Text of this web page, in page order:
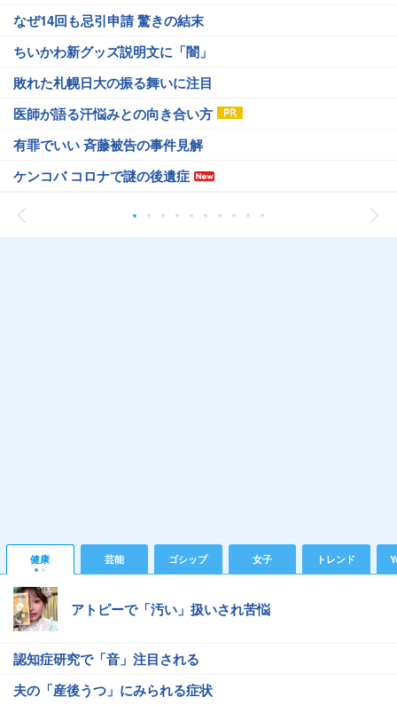
なぜ14回も忌引申請 驚きの結末
ちいかわ新グッズ説明文に「闇」
敗れた札幌日大の振る舞いに注目
医師が語る汗悩みとの向き合い方
有罪でいい 斉藤被告の事件見解
ケンコバ コロナで謎の後遺症
健康 芸能 ゴシップ 女子 トレンド
アトピーで「汚い」扱いされ苦悩
認知症研究で「音」注目される
夫の「産後うつ」にみられる症状